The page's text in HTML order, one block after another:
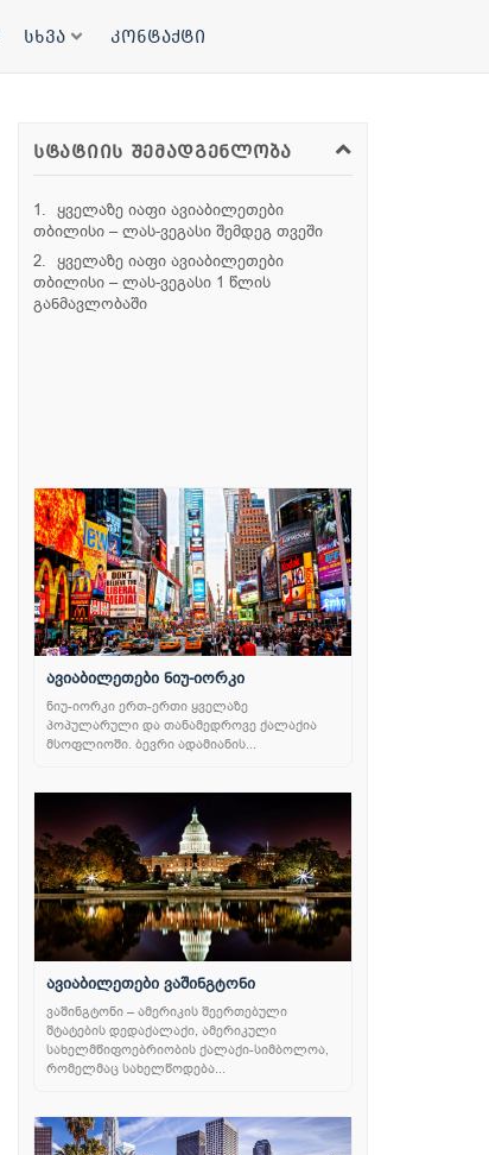
სხვა კონტაქტი
სტატიის შემადგენლობა
ყველაზე იაფი ავიაბილეთები
თბილისი – ლას-ვეგასი შემდეგ თვეში
ყველაზე იაფი ავიაბილეთები
თბილისი – ლას-ვეგასი 1 წლის
განმავლობაში
ავიაბილეთები ნიუ-იორკი
ნიუ-იორკი ერთ-ერთი ყველაზე
პოპულარული და თანამედროვე ქალაქია
მსოფლიოში. ბევრი ადამიანის...
ავიაბილეთები ვაშინგტონი
ვაშინგტონი – ამერიკის შეერთებული
შტატების დედაქალაქი, ამერიკული
სახელმწიფოებრიობის ქალაქი-სიმბოლოა,
რომელმაც სახელწოდება...